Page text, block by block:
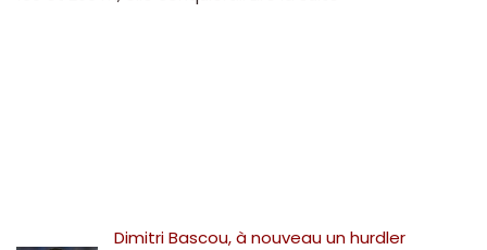
Dimitri Bascou, à nouveau un hurdler